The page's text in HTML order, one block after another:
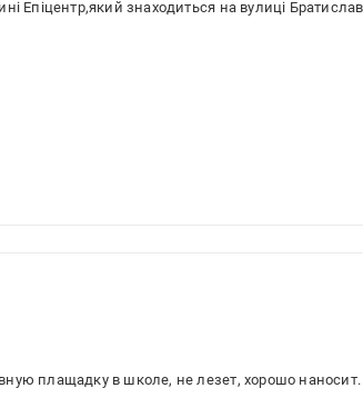
Епіцентр,який знаходиться на вулиці
плащадку в школе, не лезет, хорошо наносит.